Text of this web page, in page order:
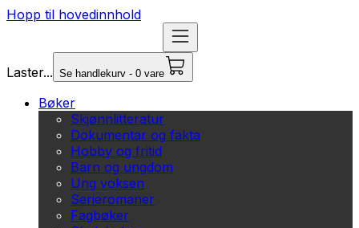
Hopp til hovedinnhold
Laster... Se handlekurv - 0 vare
Bøker
Skjønnlitteratur
Dokumentar og fakta
Hobby og fritid
Barn og ungdom
Ung voksen
Serieromaner
Fagbøker